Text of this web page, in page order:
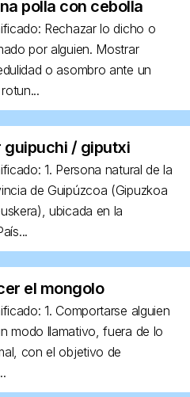
polla con cebolla
Rechazar lo dicho o
por alguien. Mostrar
o asombro ante un
guipuchi / giputxi
1. Persona natural de la
de Guipúzcoa (Gipuzkoa
ubicada en la
el mongolo
1. Comportarse alguien
modo llamativo, fuera de lo
con el objetivo de